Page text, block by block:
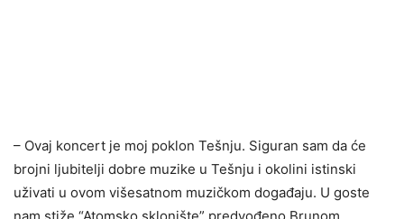
– Ovaj koncert je moj poklon Tešnju. Siguran sam da će
brojni ljubitelji dobre muzike u Tešnju i okolini istinski
uživati u ovom višesatnom muzičkom događaju. U goste